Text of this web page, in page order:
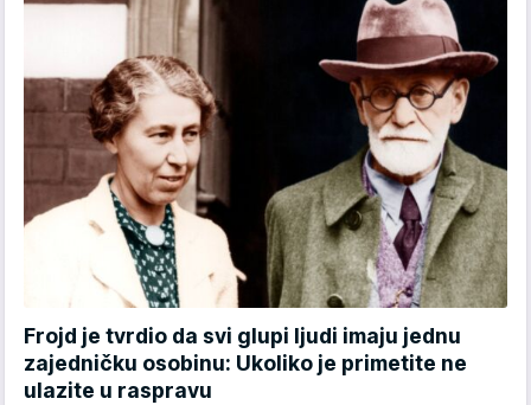
Frojd je tvrdio da svi glupi ljudi imaju jednu
zajedničku osobinu: Ukoliko je primetite ne
ulazite u raspravu